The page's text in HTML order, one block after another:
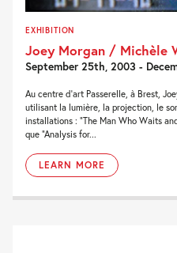
EXHIBITION
Joey Morgan / Michèle
September 25th, 2003 -
Au centre d’art Passerelle, à Brest,
utilisant la lumière, la projection, le
installations : “The Man Who Waits
que “Analysis for...
LEARN MORE